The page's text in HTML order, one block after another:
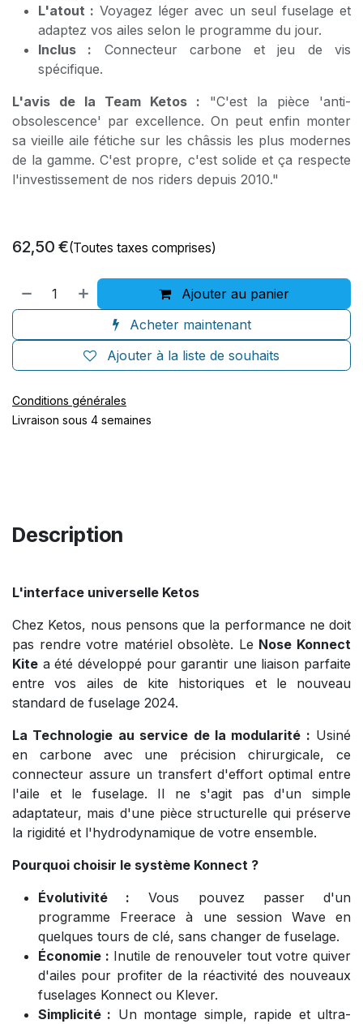
L'atout : Voyagez léger avec un seul fuselage et
adaptez vos ailes selon le programme du jour.
Inclus : Connecteur carbone et jeu de vis
spécifique.
L'avis de la Team Ketos : "C'est la pièce 'anti-
obsolescence' par excellence. On peut enfin monter
sa vieille aile fétiche sur les châssis les plus modernes
de la gamme. C'est propre, c'est solide et ça respecte
l'investissement de nos riders depuis 2010."
62,50 €(Toutes taxes comprises)
Ajouter au panier
Acheter maintenant
Ajouter à la liste de souhaits
Conditions générales
Livraison sous 4 semaines
Description
L'interface universelle Ketos
Chez Ketos, nous pensons que la performance ne doit
pas rendre votre matériel obsolète. Le Nose Konnect
Kite a été développé pour garantir une liaison parfaite
entre vos ailes de kite historiques et le nouveau
standard de fuselage 2024.
La Technologie au service de la modularité : Usiné
en carbone avec une précision chirurgicale, ce
connecteur assure un transfert d'effort optimal entre
l'aile et le fuselage. Il ne s'agit pas d'un simple
adaptateur, mais d'une pièce structurelle qui préserve
la rigidité et l'hydrodynamique de votre ensemble.
Pourquoi choisir le système Konnect ?
Évolutivité : Vous pouvez passer d'un
programme Freerace à une session Wave en
quelques tours de clé, sans changer de fuselage.
Économie : Inutile de renouveler tout votre quiver
d'ailes pour profiter de la réactivité des nouveaux
fuselages Konnect ou Klever.
Simplicité : Un montage simple, rapide et ultra-